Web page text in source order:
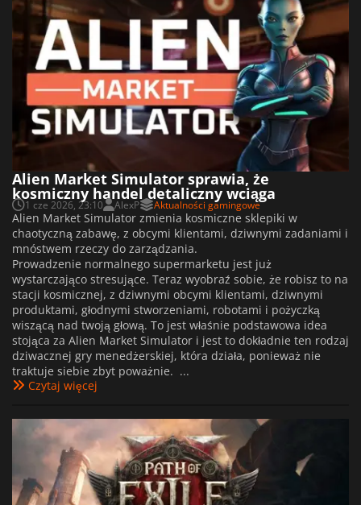
Alien Market Simulator sprawia, że
kosmiczny handel detaliczny wciąga
1 cze 2026, 23:10 AlexP Aktualności gamingowe
Alien Market Simulator zmienia kosmiczne sklepiki w
chaotyczną zabawę, z obcymi klientami, dziwnymi zadaniami i
mnóstwem rzeczy do zarządzania.
Prowadzenie normalnego supermarketu jest już
wystarczająco stresujące. Teraz wyobraź sobie, że robisz to na
stacji kosmicznej, z dziwnymi obcymi klientami, dziwnymi
produktami, głodnymi stworzeniami, robotami i pożyczką
wiszącą nad twoją głową. To jest właśnie podstawowa idea
stojąca za Alien Market Simulator i jest to dokładnie ten rodzaj
dziwacznej gry menedżerskiej, która działa, ponieważ nie
traktuje siebie zbyt poważnie. ...
Czytaj więcej